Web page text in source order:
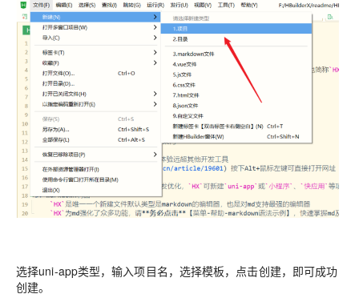
选择uni-app类型，输入项目名，选择模板，点击创建，即可成功
创建。